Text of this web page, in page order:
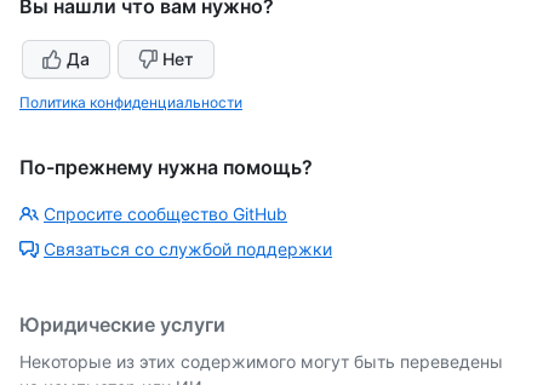
Вы нашли что вам нужно?
Да Нет
Политика конфиденциальности
По-прежнему нужна помощь?
Спросите сообщество GitHub
Связаться со службой поддержки
Юридические услуги
Некоторые из этих содержимого могут быть переведены